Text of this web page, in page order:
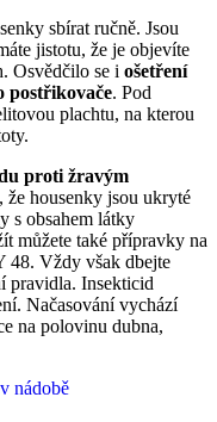
sbírat ručně. Jsou
jistotu, že je objevíte
Osvědčilo se i ošetření
postřikovače. Pod
plachtu, na kterou
proti žravým
že housenky jsou ukryté
s obsahem látky
můžete také přípravky na
48. Vždy však dbejte
pravidla. Insekticid
Načasování vychází
na polovinu dubna,